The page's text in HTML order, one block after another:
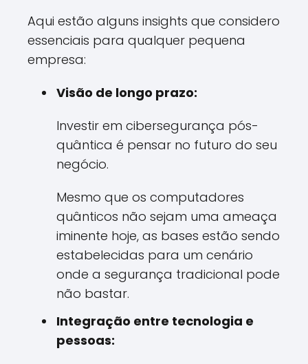
Aqui estão alguns insights que considero
essenciais para qualquer pequena
empresa:
Visão de longo prazo:
Investir em cibersegurança pós-
quântica é pensar no futuro do seu
negócio.
Mesmo que os computadores
quânticos não sejam uma ameaça
iminente hoje, as bases estão sendo
estabelecidas para um cenário
onde a segurança tradicional pode
não bastar.
Integração entre tecnologia e
pessoas: